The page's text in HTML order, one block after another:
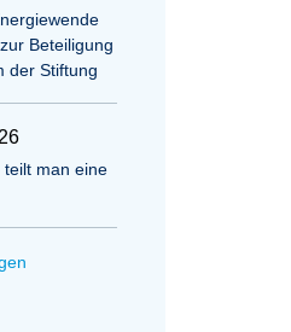
Beteiligung
der Stiftung
man eine